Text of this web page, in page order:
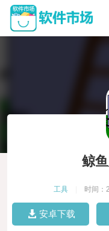
鲸
工具 时间：
安卓下载